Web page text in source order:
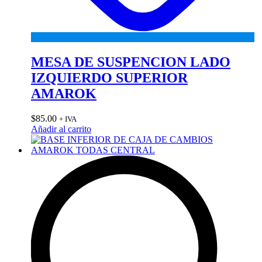
MESA DE SUSPENCION LADO
IZQUIERDO SUPERIOR
AMAROK
$85.00 + IVA
Añadir al carrito